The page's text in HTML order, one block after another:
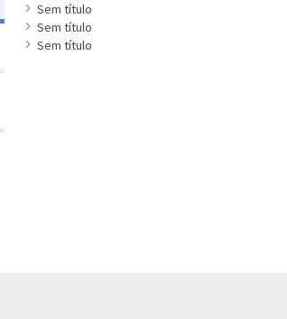
Sem título
Sem título
Sem título